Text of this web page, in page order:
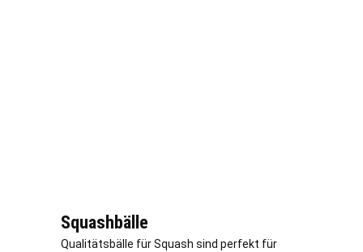
Squashbälle
Qualitätsbälle für Squash sind perfekt für